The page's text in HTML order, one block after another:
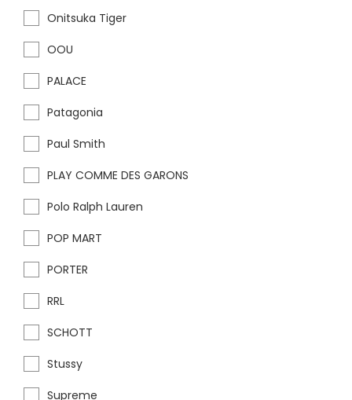
Onitsuka Tiger
OOU
PALACE
Patagonia
Paul Smith
PLAY COMME DES GARONS
Polo Ralph Lauren
POP MART
PORTER
RRL
SCHOTT
Stussy
Supreme